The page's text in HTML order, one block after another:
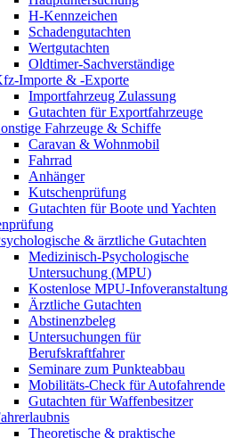
H-Kennzeichen
Schadengutachten
Wertgutachten
Oldtimer-Sachverständige
Importe & -Exporte
Importfahrzeug Zulassung
Gutachten für Exportfahrzeuge
Fahrzeuge & Schiffe
Caravan & Wohnmobil
Fahrrad
Anhänger
Kutschenprüfung
Gutachten für Boote und Yachten
& ärztliche Gutachten
Medizinisch-Psychologische
Untersuchung (MPU)
Kostenlose MPU-Infoveranstaltung
Ärztliche Gutachten
Abstinenzbeleg
Untersuchungen für
Berufskraftfahrer
Seminare zum Punkteabbau
Mobilitäts-Check für Autofahrende
Gutachten für Waffenbesitzer
Theoretische & praktische